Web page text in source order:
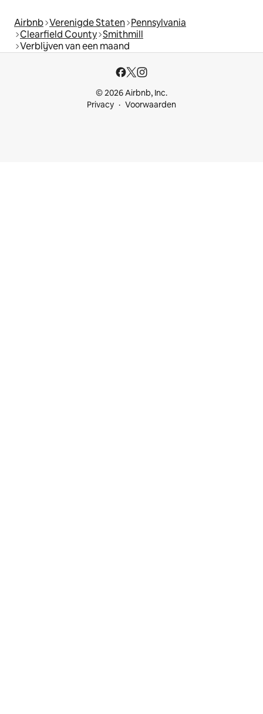
Airbnb Verenigde Staten Pennsylvania
Clearfield County Smithmill
Verblijven van een maand
© 2026 Airbnb, Inc.
Privacy
Voorwaarden